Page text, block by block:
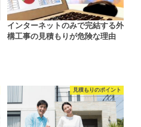
インターネットのみで完結する外
構工事の見積もりが危険な理由
見積もりのポイント